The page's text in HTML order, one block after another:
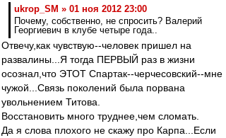
ukrop_SM » 01 ноя 2012 23:00
Почему, собственно, не спросить? Валерий
Георгиевич в клубе четыре года..
Отвечу,как чувствую--человек пришел на
развалины...Я тогда ПЕРВЫЙ раз в жизни
осознал,что ЭТОТ Спартак--черчесовский--мне
чужой...Связь поколений была порвана
увольнением Титова.
Восстановить много труднее,чем сломать.
Да я слова плохого не скажу про Карпа...Если